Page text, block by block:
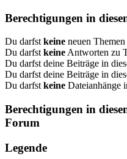
Berechtigungen in
Du darfst keine neuen
Du darfst keine Antworten zu
Du darfst deine Beiträge in
Du darfst deine Beiträge in
Du darfst keine Dateianhänge
Berechtigungen in
Forum
Legende